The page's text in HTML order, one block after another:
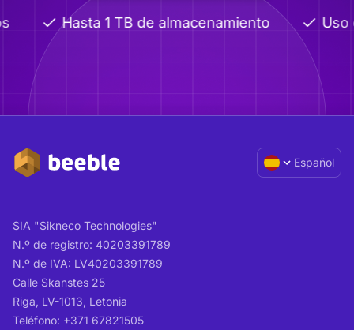
Hasta 1 TB de almacenamiento Uso
Español
SIA "Sikneco Technologies"
N.º de registro: 40203391789
N.º de IVA: LV40203391789
Calle Skanstes 25
Riga, LV-1013, Letonia
Teléfono: +371 67821505